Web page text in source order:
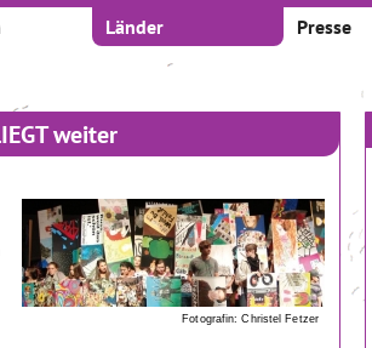
Länder Presse
weiter
Fotografin: Christel Fetzer